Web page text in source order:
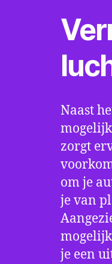
Naast
zorgt
om je
je van
je een